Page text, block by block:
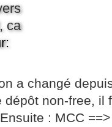
ca
a changé
non-free, il
: MCC